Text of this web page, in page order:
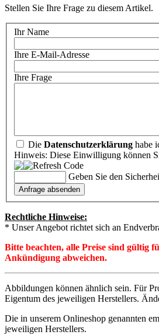
Stellen Sie Ihre Frage zu diesem Artikel.
Ihr Name
Ihre E-Mail-Adresse
Ihre Frage
Die Datenschutzerklärung habe
Hinweis: Diese Einwilligung können
Geben Sie den
Rechtliche Hinweise:
* Unser Angebot richtet sich an
Bitte beachten, alle Preise sind gültig
Ankündigung abweichen.
Abbildungen können ähnlich sein. Für
Eigentum des jeweiligen Herstellers.
Die in unserem Onlineshop genannten
jeweiligen Herstellers.